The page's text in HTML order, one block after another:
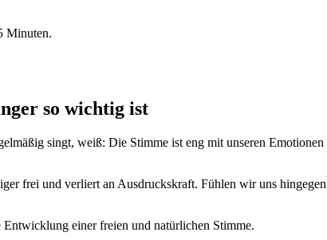
Minuten.
so wichtig ist
singt, weiß: Die Stimme ist eng mit unseren
frei und verliert an Ausdruckskraft. Fühlen wir uns
einer freien und natürlichen Stimme.